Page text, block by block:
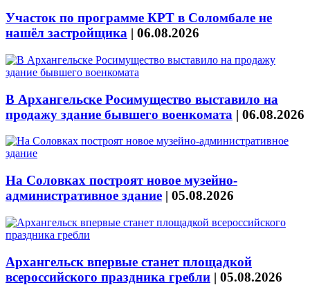
Участок по программе КРТ в Соломбале не
нашёл застройщика | 06.08.2026
В Архангельске Росимущество выставило на
продажу здание бывшего военкомата | 06.08.2026
На Соловках построят новое музейно-
административное здание | 05.08.2026
Архангельск впервые станет площадкой
всероссийского праздника гребли | 05.08.2026